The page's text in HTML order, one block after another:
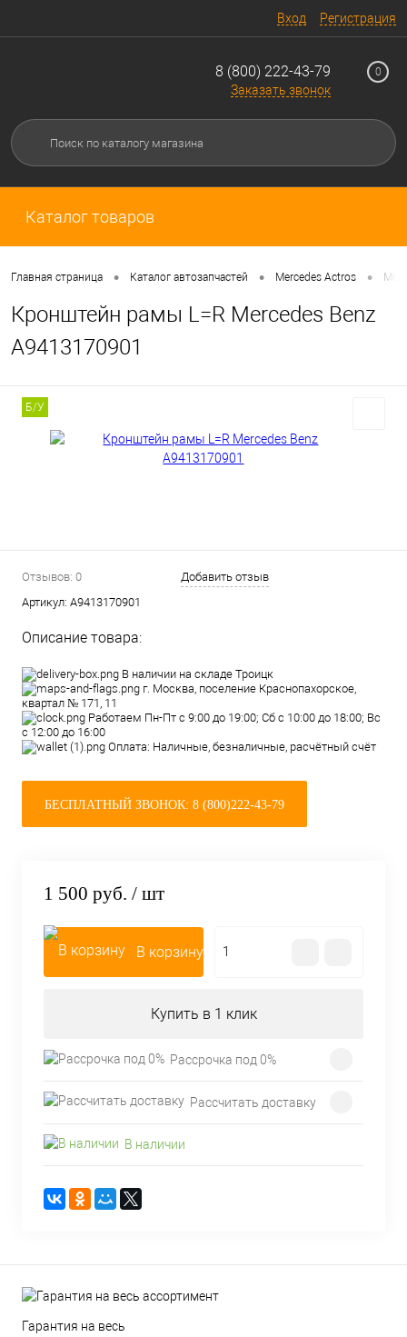
Вход Регистрация
8 (800) 222-43-79
Заказать звонок
0
Каталог товаров
Главная страница • Каталог автозапчастей • Mercedes Actros •
Кронштейн рамы L=R Mercedes Benz
A9413170901
Б/У
Отзывов: 0
Добавить отзыв
Артикул: A9413170901
Описание товара:
В наличии на складе Троицк
г. Москва, поселение Краснопахорское,
квартал № 171, 11
Работаем Пн-Пт с 9:00 до 19:00; Сб с 10:00 до 18:00; Вс
с 12:00 до 16:00
Оплата: Наличные, безналичные, расчётный счёт
БЕСПЛАТНЫЙ ЗВОНОК: 8 (800)222-43-79
1 500 руб. / шт
В корзину
Купить в 1 клик
Рассрочка под 0%
Рассчитать доставку
В наличии
Гарантия на весь